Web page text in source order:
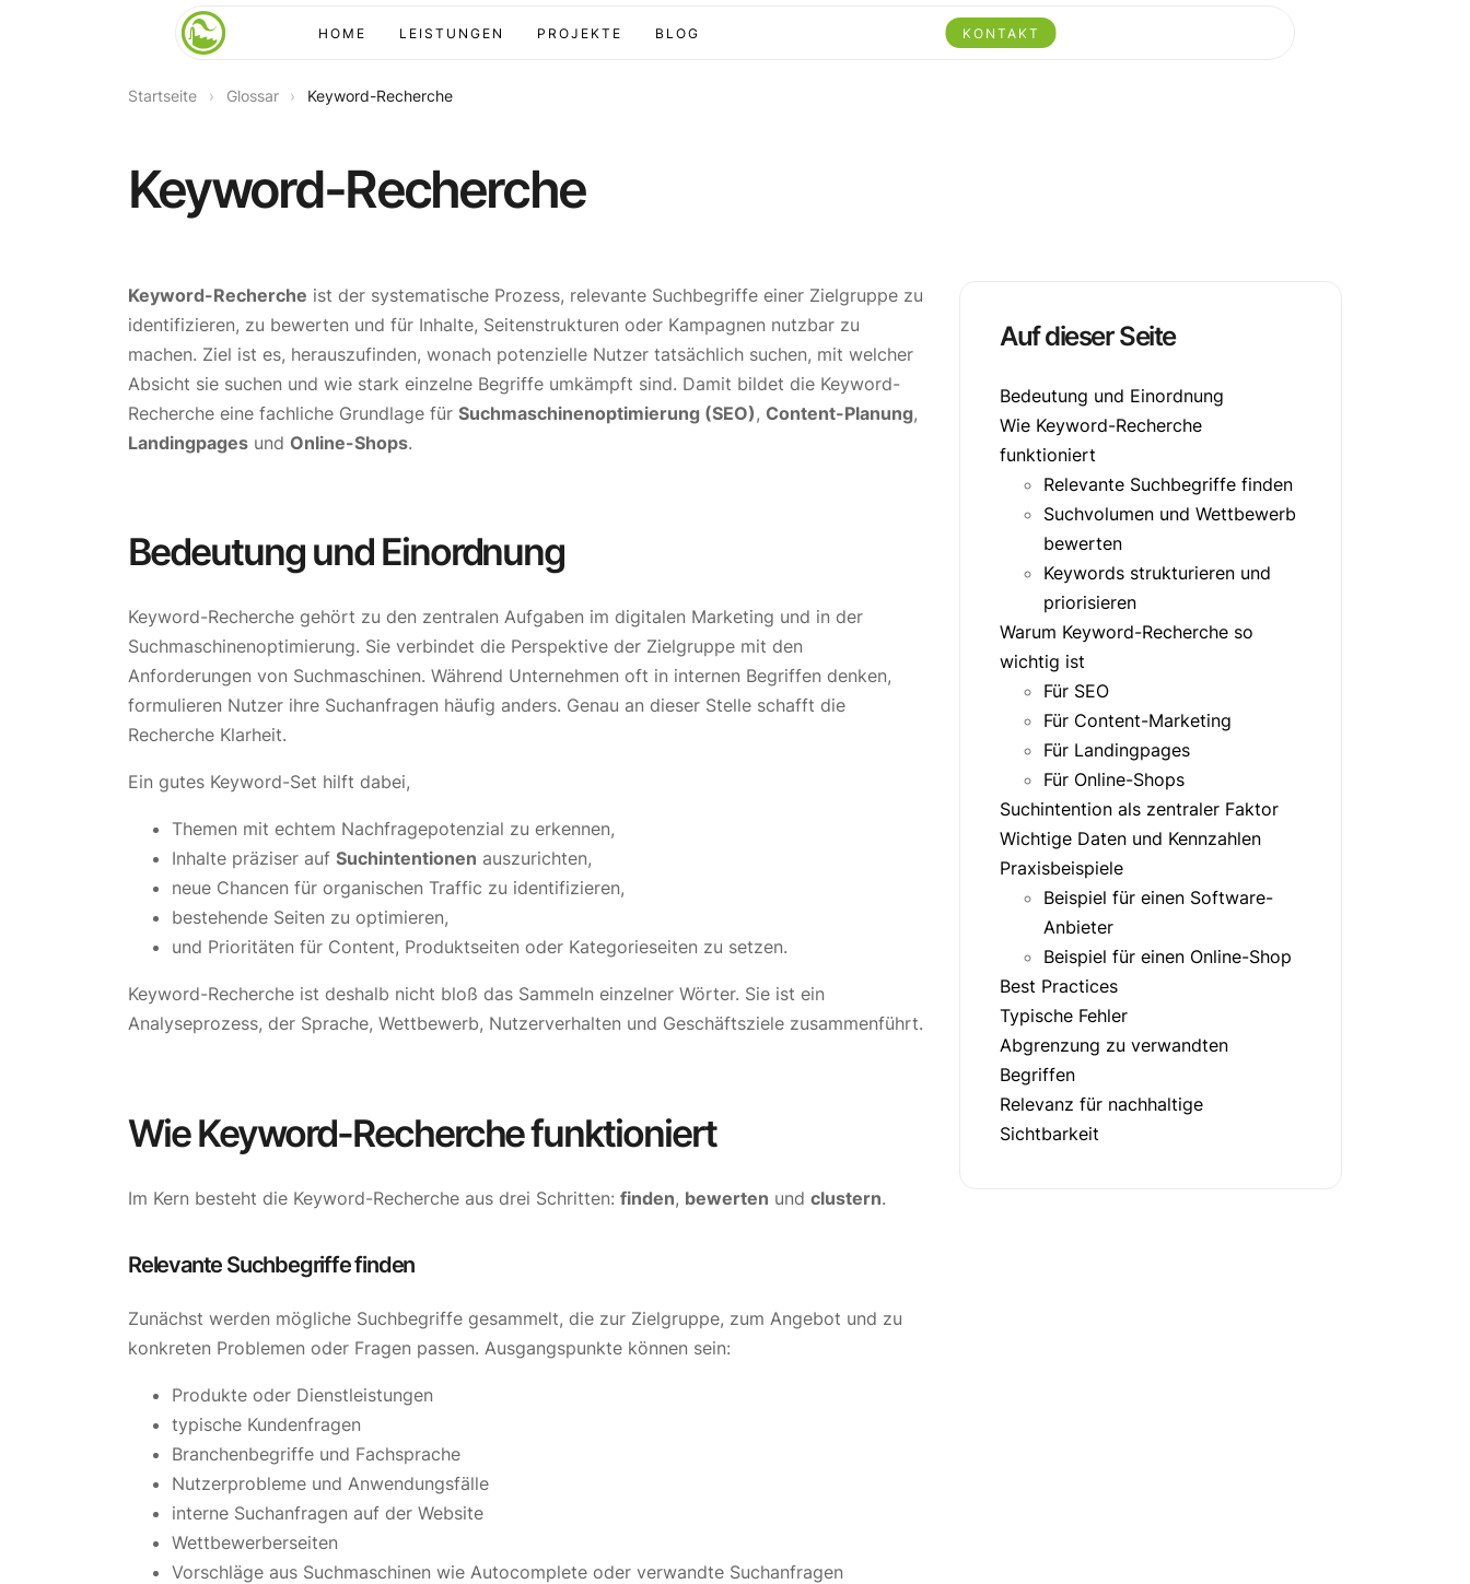
HOME LEISTUNGEN PROJEKTE BLOG KONTAKT
Startseite › Glossar › Keyword-Recherche
Keyword-Recherche
Auf dieser Seite
Bedeutung und Einordnung
Wie Keyword-Recherche
funktioniert
Relevante Suchbegriffe finden
Suchvolumen und Wettbewerb
bewerten
Keywords strukturieren und
priorisieren
Warum Keyword-Recherche so
wichtig ist
Für SEO
Für Content-Marketing
Für Landingpages
Für Online-Shops
Suchintention als zentraler Faktor
Wichtige Daten und Kennzahlen
Praxisbeispiele
Beispiel für einen Software-
Anbieter
Beispiel für einen Online-Shop
Best Practices
Typische Fehler
Abgrenzung zu verwandten
Begriffen
Relevanz für nachhaltige
Sichtbarkeit
Keyword-Recherche ist der systematische Prozess, relevante Suchbegriffe einer Zielgruppe zu
identifizieren, zu bewerten und für Inhalte, Seitenstrukturen oder Kampagnen nutzbar zu
machen. Ziel ist es, herauszufinden, wonach potenzielle Nutzer tatsächlich suchen, mit welcher
Absicht sie suchen und wie stark einzelne Begriffe umkämpft sind. Damit bildet die Keyword-
Recherche eine fachliche Grundlage für Suchmaschinenoptimierung (SEO), Content-Planung,
Landingpages und Online-Shops.
Bedeutung und Einordnung
Keyword-Recherche gehört zu den zentralen Aufgaben im digitalen Marketing und in der
Suchmaschinenoptimierung. Sie verbindet die Perspektive der Zielgruppe mit den
Anforderungen von Suchmaschinen. Während Unternehmen oft in internen Begriffen denken,
formulieren Nutzer ihre Suchanfragen häufig anders. Genau an dieser Stelle schafft die
Recherche Klarheit.
Ein gutes Keyword-Set hilft dabei,
Themen mit echtem Nachfragepotenzial zu erkennen,
Inhalte präziser auf Suchintentionen auszurichten,
neue Chancen für organischen Traffic zu identifizieren,
bestehende Seiten zu optimieren,
und Prioritäten für Content, Produktseiten oder Kategorieseiten zu setzen.
Keyword-Recherche ist deshalb nicht bloß das Sammeln einzelner Wörter. Sie ist ein
Analyseprozess, der Sprache, Wettbewerb, Nutzerverhalten und Geschäftsziele zusammenführt.
Wie Keyword-Recherche funktioniert
Im Kern besteht die Keyword-Recherche aus drei Schritten: finden, bewerten und clustern.
Relevante Suchbegriffe finden
Zunächst werden mögliche Suchbegriffe gesammelt, die zur Zielgruppe, zum Angebot und zu
konkreten Problemen oder Fragen passen. Ausgangspunkte können sein:
Produkte oder Dienstleistungen
typische Kundenfragen
Branchenbegriffe und Fachsprache
Nutzerprobleme und Anwendungsfälle
interne Suchanfragen auf der Website
Wettbewerberseiten
Vorschläge aus Suchmaschinen wie Autocomplete oder verwandte Suchanfragen